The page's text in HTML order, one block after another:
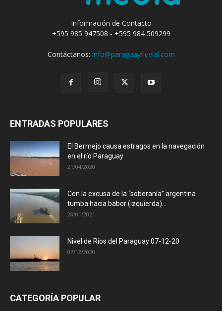
Información de Contacto
+595 985 947508 - +595 984 509299
Contáctanos: info@paraguayfluvial.com
ENTRADAS POPULARES
El Bermejo causa estragos en la navegación
en el río Paraguay
21/04/2020
Con la excusa de la “soberanía” argentina
tumba hacia babor (izquierda)...
28/01/2021
Nivel de Ríos del Paraguay 07-12-20
07/12/2020
CATEGORÍA POPULAR